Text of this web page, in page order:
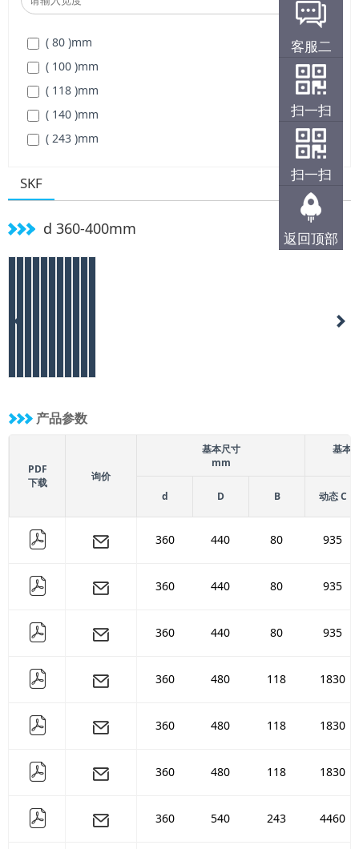
客服二
扫一扫
扫一扫
返回顶部
( 80 )mm
( 100 )mm
( 118 )mm
( 140 )mm
( 243 )mm
SKF
d 360-400mm
产品参数
PDF
下载
询价
基本尺寸
mm
基本
d D B 动态 C
360 440 80 935
360 440 80 935
360 440 80 935
360 480 118 1830
360 480 118 1830
360 480 118 1830
360 540 243 4460